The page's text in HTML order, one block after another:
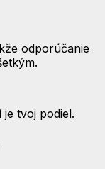
odporúčanie
tvoj podiel.